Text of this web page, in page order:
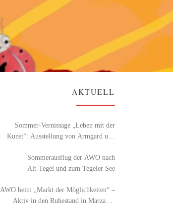
AKTUELL
Sommer-Vernissage „Leben mit der
Kunst“: Ausstellung von Armgard und
Sommerausflug der AWO nach
Alt‑Tegel und zum Tegeler See
AWO beim „Markt der Möglichkeiten“ –
Aktiv in den Ruhestand in Marzahn-